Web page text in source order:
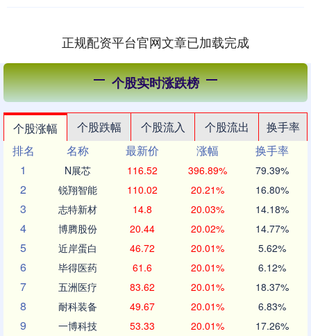
正规配资平台官网文章已加载完成
个股实时涨跌榜
个股涨幅 个股跌幅 个股流入 个股流出
换手率
排名
名称 最新价 涨幅
换手率
1
N展芯 116.52 396.89% 79.39%
2 锐翔智能 110.02 20.21% 16.80%
3 志特新材 14.8 20.03% 14.18%
4 博腾股份 20.44 20.02% 14.77%
5 近岸蛋白 46.72 20.01% 5.62%
6 毕得医药 61.6 20.01% 6.12%
7 五洲医疗 83.62 20.01% 18.37%
8 耐科装备 49.67 20.01% 6.83%
9 一博科技 53.33 20.01% 17.26%